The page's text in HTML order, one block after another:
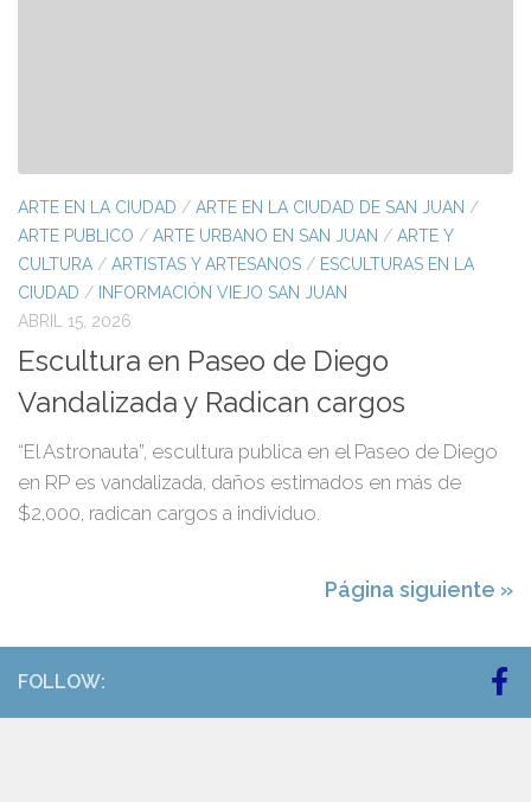
ARTE EN LA CIUDAD / ARTE EN LA CIUDAD DE SAN JUAN /
ARTE PUBLICO / ARTE URBANO EN SAN JUAN / ARTE Y
CULTURA / ARTISTAS Y ARTESANOS / ESCULTURAS EN LA
CIUDAD / INFORMACIÓN VIEJO SAN JUAN
ABRIL 15, 2026
Escultura en Paseo de Diego
Vandalizada y Radican cargos
“El Astronauta”, escultura publica en el Paseo de Diego
en RP es vandalizada, daños estimados en más de
$2,000, radican cargos a individuo.
Página siguiente »
FOLLOW: